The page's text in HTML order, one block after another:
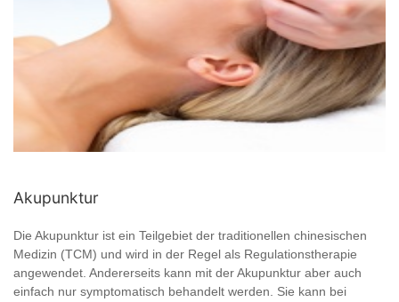
Akupunktur
Die Akupunktur ist ein Teilgebiet der traditionellen chinesischen
Medizin (TCM) und wird in der Regel als Regulationstherapie
angewendet. Andererseits kann mit der Akupunktur aber auch
einfach nur symptomatisch behandelt werden. Sie kann bei